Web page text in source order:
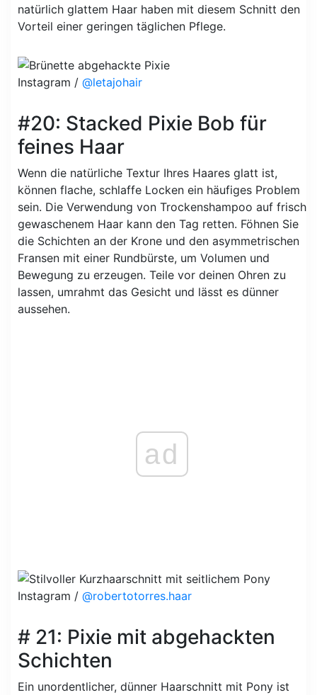
natürlich glattem Haar haben mit diesem Schnitt den
Vorteil einer geringen täglichen Pflege.
Instagram / @letajohair
#20: Stacked Pixie Bob für
feines Haar
Wenn die natürliche Textur Ihres Haares glatt ist,
können flache, schlaffe Locken ein häufiges Problem
sein. Die Verwendung von Trockenshampoo auf frisch
gewaschenem Haar kann den Tag retten. Föhnen Sie
die Schichten an der Krone und den asymmetrischen
Fransen mit einer Rundbürste, um Volumen und
Bewegung zu erzeugen. Teile vor deinen Ohren zu
lassen, umrahmt das Gesicht und lässt es dünner
aussehen.
ad
Instagram / @robertotorres.haar
# 21: Pixie mit abgehackten
Schichten
Ein unordentlicher, dünner Haarschnitt mit Pony ist